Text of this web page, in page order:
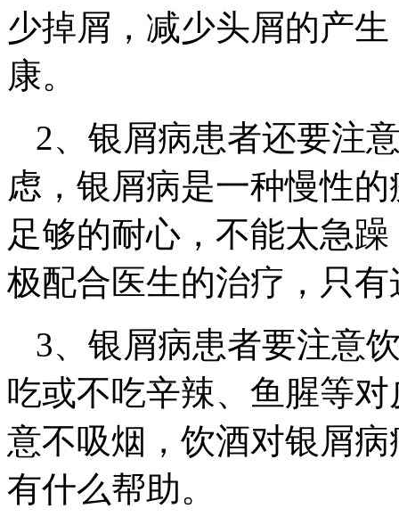
少掉屑，减少头屑的产
康。
2、银屑病患者还要注
虑，银屑病是一种慢性
足够的耐心，不能太急
极配合医生的治疗，只
3、银屑病患者要注意
吃或不吃辛辣、鱼腥等
意不吸烟，饮酒对银屑病
有什么帮助。